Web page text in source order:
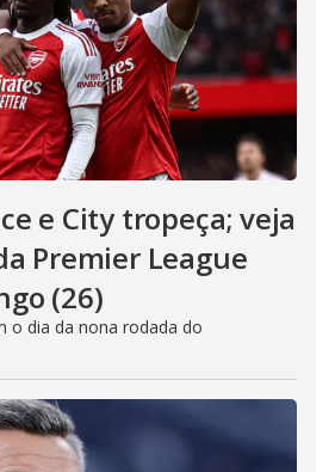
e City tropeça; veja
Premier League
(26)
o dia da nona rodada do